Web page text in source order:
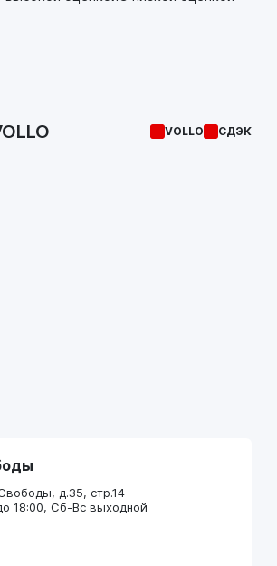
VOLLO СДЭК
д.35, стр.14
18:00, Сб-Вс выходной